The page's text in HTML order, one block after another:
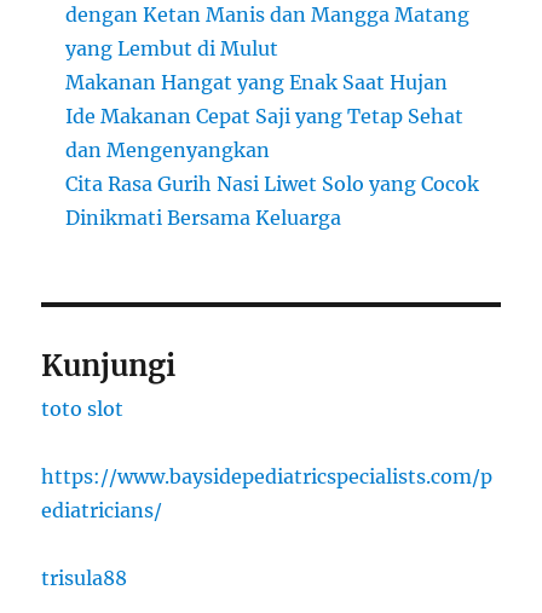
dengan Ketan Manis dan Mangga Matang
yang Lembut di Mulut
Makanan Hangat yang Enak Saat Hujan
Ide Makanan Cepat Saji yang Tetap Sehat
dan Mengenyangkan
Cita Rasa Gurih Nasi Liwet Solo yang Cocok
Dinikmati Bersama Keluarga
Kunjungi
toto slot
https://www.baysidepediatricspecialists.com/p
ediatricians/
trisula88